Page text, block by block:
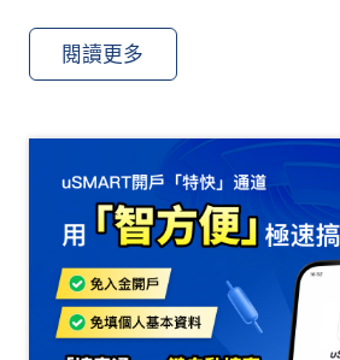
閱讀更多